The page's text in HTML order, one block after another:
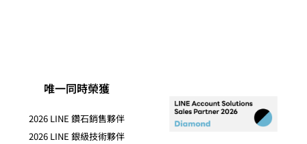
唯一同時榮獲
2026 LINE 鑽石銷售夥伴
2026 LINE 銀級技術夥伴